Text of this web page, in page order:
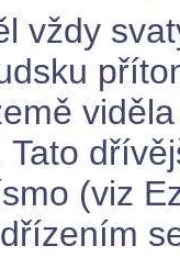
vždy
Tato
(viz